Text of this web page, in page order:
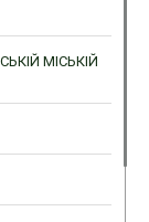
МІСЬКІЙ